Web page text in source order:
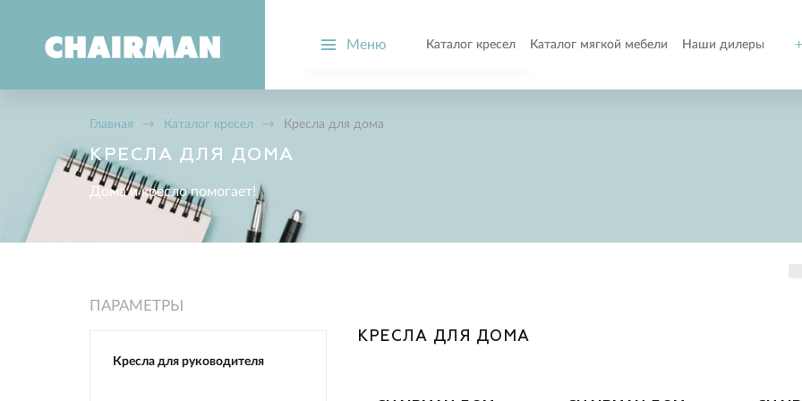
Меню Каталог кресел Каталог мягкой мебели Наши дилеры
Главная → Каталог кресел → Кресла для дома
КРЕСЛА ДЛЯ ДОМА
Дома и кресло помогает!
ПАРАМЕТРЫ
Кресла для руководителя
КРЕСЛА ДЛЯ ДОМА